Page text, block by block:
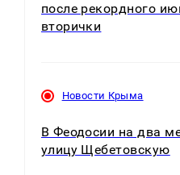
после рекордного
вторички
Новости Крыма
В Феодосии на два
улицу Щебетовскую